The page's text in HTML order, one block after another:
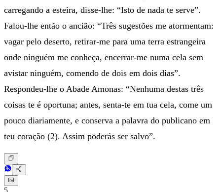
carregando a esteira, disse-lhe: “Isto de nada te serve”.
Falou-lhe então o ancião: “Três sugestões me atormentam:
vagar pelo deserto, retirar-me para uma terra estrangeira
onde ninguém me conheça, encerrar-me numa cela sem
avistar ninguém, comendo de dois em dois dias”.
Respondeu-lhe o Abade Amonas: “Nenhuma destas três
coisas te é oportuna; antes, senta-te em tua cela, come um
pouco diariamente, e conserva a palavra do publicano em
teu coração (2). Assim poderás ser salvo”.